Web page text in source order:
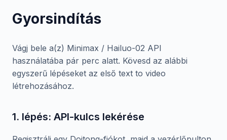
Gyorsindítás
Vágj bele a(z) Minimax / Hailuo-02 API
használatába pár perc alatt. Kövesd az alábbi
egyszerű lépéseket az első text to video
létrehozásához.
1. lépés: API-kulcs lekérése